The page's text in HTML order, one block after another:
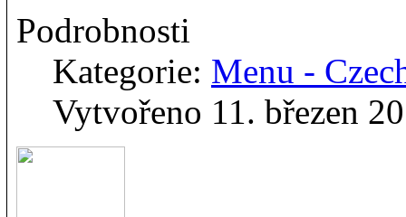
Podrobnosti
Kategorie: Menu -
Vytvořeno 11. březen